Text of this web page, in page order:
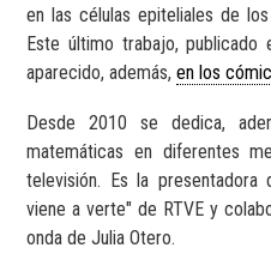
en las células epiteliales de
Este último trabajo, publicado
aparecido, además,en los
Desde 2010 se dedica,
matemáticas en diferentes
televisión. Es la presentadora
viene a verte" de RTVE y
onda de Julia Otero.